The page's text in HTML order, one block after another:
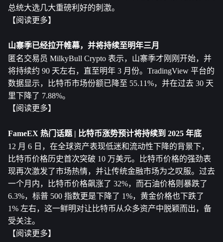
总统大选几大重磅利好的刺激。
【阅读更多】
山寨季已经拉开帷幕，并将持续至明年三月
匿名交易员 MilkyBull Crypto 表示，山寨季才刚刚开始，并
将持续约 90 天左右，直至明年 3 月份。TradingView 平台的
数据显示，比特币市场份额已降至 55.11%，并在过去 30 天
里下降了 7.88%。
【阅读更多】
FameEX 热门话题 | 比特币涨势预计将持续到 2025 年底
12 月 6 日，在全球资产表现低迷和流动性下降的背景下，
比特币价格历史首次突破 10 万美元。比特币价格的强劲表
现再次激发了市场热情，并让传统金融市场为之叹服。过去
一个月内，比特币价格飙涨了 32%，而石油价格则暴跌了
6.3%，标普 500 指数更是下降了 1%，黄金价格也下跌了
1% 左右，这一鲜明对让比特币从众多资产中脱颖而出，备
受关注。
【阅读更多】